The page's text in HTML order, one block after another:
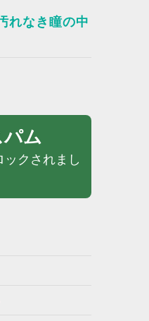
れなき瞳の中
ム
ックされまし